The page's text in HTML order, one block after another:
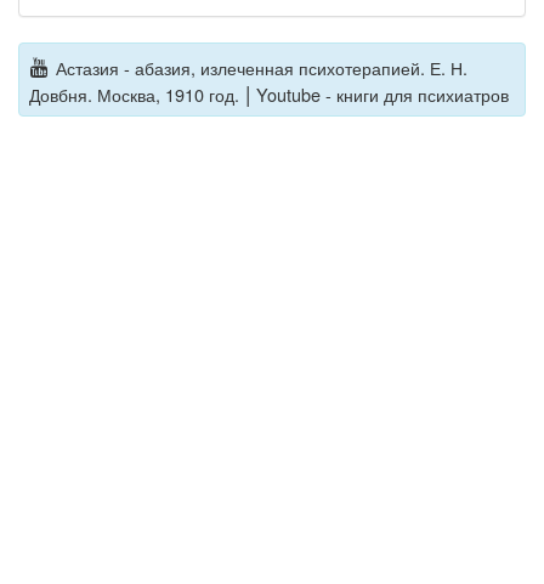
Астазия - абазия, излеченная психотерапией. Е. Н.
Довбня. Москва, 1910 год. | Youtube - книги для психиатров